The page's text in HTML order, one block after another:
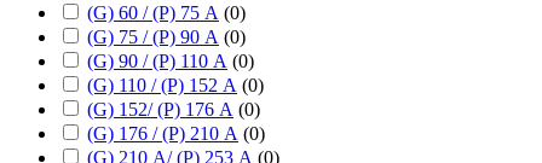
(G) 60 / (P) 75 А (0)
(G) 75 / (P) 90 А (0)
(G) 90 / (P) 110 А (0)
(G) 110 / (P) 152 А (0)
(G) 152/ (P) 176 А (0)
(G) 176 / (P) 210 А (0)
(G) 210 А/ (P) 253 А (0)